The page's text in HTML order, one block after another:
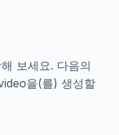
보세요. 다음의
을(를) 생성할